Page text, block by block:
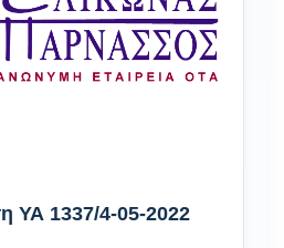
ΥΑ 1337/4-05-2022